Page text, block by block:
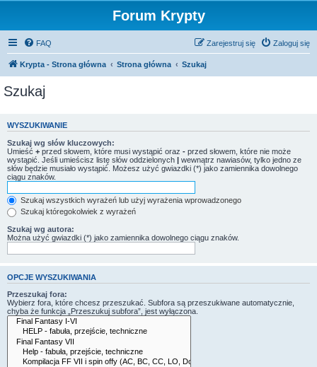
Forum Krypty
FAQ Zaloguj się
Zarejestruj się
Krypta - Strona główna Strona główna Szukaj
Szukaj
WYSZUKIWANIE
Szukaj wg słów kluczowych:
Umieść + przed słowem, które musi wystąpić oraz - przed słowem, które nie może
wystąpić. Jeśli umieścisz listę słów oddzielonych | wewnątrz nawiasów, tylko jedno ze
słów będzie musiało wystąpić. Możesz użyć gwiazdki (*) jako zamiennika dowolnego
ciągu znaków.
Szukaj wszystkich wyrażeń lub użyj wyrażenia wprowadzonego
Szukaj któregokolwiek z wyrażeń
Szukaj wg autora:
Można użyć gwiazdki (*) jako zamiennika dowolnego ciągu znaków.
OPCJE WYSZUKIWANIA
Przeszukaj fora:
Wybierz fora, które chcesz przeszukać. Subfora są przeszukiwane automatycznie,
chyba że funkcja „Przeszukuj subfora”, jest wyłączona.